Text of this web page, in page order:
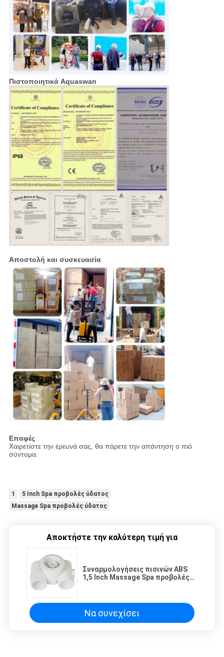
Πιστοποιητικά Aquaswan
Αποστολή και συσκευασία
Επαφές
Χαιρετίστε την έρευνά σας, θα πάρετε την απάντηση ο πιό
σύντομα.
1
5 Inch Spa προβολές ύδατος
Massage Spa προβολές ύδατος
Αποκτήστε την καλύτερη τιμή για
Συναρμολογήσεις πισινών ABS
1,5 Inch Massage Spa προβολές
Να συνεχίσει